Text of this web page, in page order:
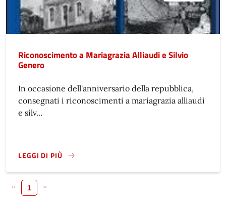
Riconoscimento a Mariagrazia Alliaudi e Silvio
Genero
In occasione dell'anniversario della repubblica,
consegnati i riconoscimenti a mariagrazia alliaudi
e silv...
LEGGI DI PIÙ
« 1 »